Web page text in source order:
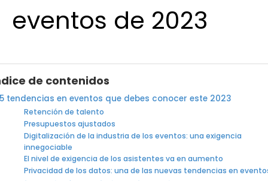
eventos de 2023
de contenidos
5 tendencias en eventos que debes conocer este 2023
Retención de talento
Presupuestos ajustados
Digitalización de la industria de los eventos: una exigencia
innegociable
El nivel de exigencia de los asistentes va en aumento
Privacidad de los datos: una de las nuevas tendencias en